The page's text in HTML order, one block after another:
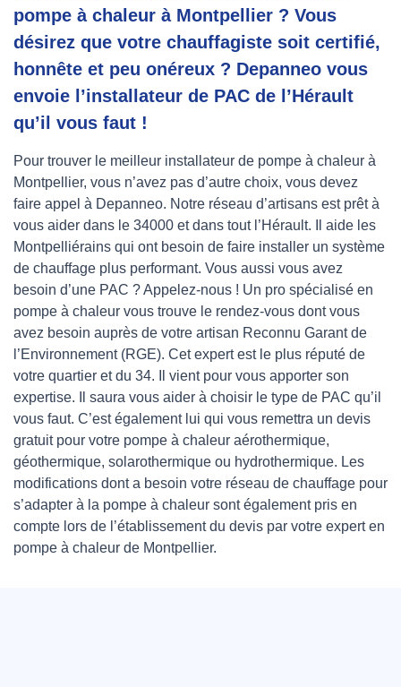
pompe à chaleur à Montpellier ? Vous
désirez que votre chauffagiste soit certifié,
honnête et peu onéreux ? Depanneo vous
envoie l’installateur de PAC de l’Hérault
qu’il vous faut !
Pour trouver le meilleur installateur de pompe à chaleur à
Montpellier, vous n’avez pas d’autre choix, vous devez
faire appel à Depanneo. Notre réseau d’artisans est prêt à
vous aider dans le 34000 et dans tout l’Hérault. Il aide les
Montpelliérains qui ont besoin de faire installer un système
de chauffage plus performant. Vous aussi vous avez
besoin d’une PAC ? Appelez-nous ! Un pro spécialisé en
pompe à chaleur vous trouve le rendez-vous dont vous
avez besoin auprès de votre artisan Reconnu Garant de
l’Environnement (RGE). Cet expert est le plus réputé de
votre quartier et du 34. Il vient pour vous apporter son
expertise. Il saura vous aider à choisir le type de PAC qu’il
vous faut. C’est également lui qui vous remettra un devis
gratuit pour votre pompe à chaleur aérothermique,
géothermique, solarothermique ou hydrothermique. Les
modifications dont a besoin votre réseau de chauffage pour
s’adapter à la pompe à chaleur sont également pris en
compte lors de l’établissement du devis par votre expert en
pompe à chaleur de Montpellier.